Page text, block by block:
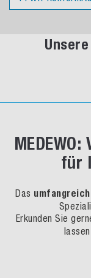
für
Das
Erkunden Sie